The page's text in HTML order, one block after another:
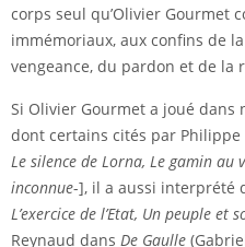
corps seul qu’Olivier Gourmet
immémoriaux, aux confins de
vengeance, du pardon et de la
Si Olivier Gourmet a joué
dont certains cités par Philippe
Le silence de Lorna, Le gamin au
inconnue-], il a aussi interprété
L’exercice de l’Etat, Un peuple et
Reynaud dans De Gaulle